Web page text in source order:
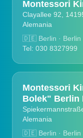
Montessori
Clayallee 92,
Alemania
🇩🇪 Berlin · Berlin
Tel: 030 8327999
Montessori
Bolek" Berlin
Alemania
🇩🇪 Berlin · Berlin